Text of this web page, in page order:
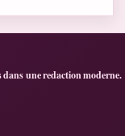
dans une redaction moderne.